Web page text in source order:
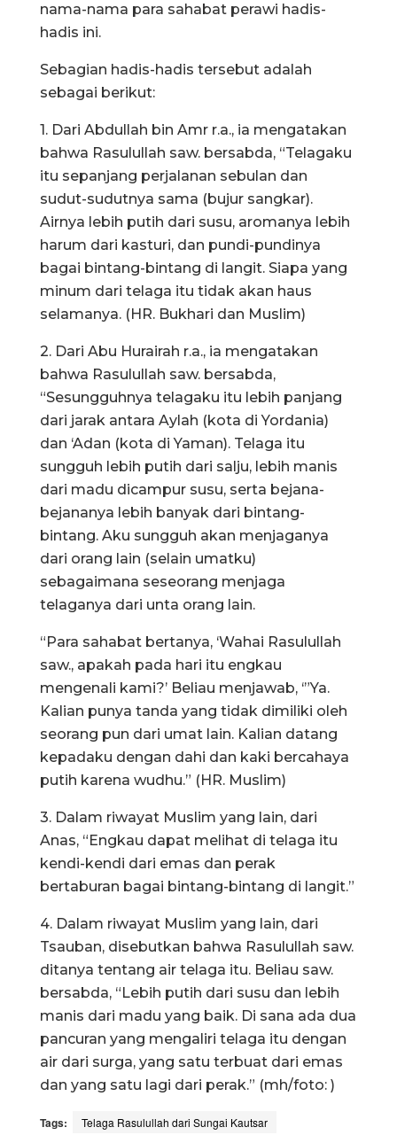
nama-nama para sahabat perawi hadis-
hadis ini.
Sebagian hadis-hadis tersebut adalah
sebagai berikut:
1. Dari Abdullah bin Amr r.a., ia mengatakan
bahwa Rasulullah saw. bersabda, “Telagaku
itu sepanjang perjalanan sebulan dan
sudut-sudutnya sama (bujur sangkar).
Airnya lebih putih dari susu, aromanya lebih
harum dari kasturi, dan pundi-pundinya
bagai bintang-bintang di langit. Siapa yang
minum dari telaga itu tidak akan haus
selamanya. (HR. Bukhari dan Muslim)
2. Dari Abu Hurairah r.a., ia mengatakan
bahwa Rasulullah saw. bersabda,
“Sesungguhnya telagaku itu lebih panjang
dari jarak antara Aylah (kota di Yordania)
dan ‘Adan (kota di Yaman). Telaga itu
sungguh lebih putih dari salju, lebih manis
dari madu dicampur susu, serta bejana-
bejananya lebih banyak dari bintang-
bintang. Aku sungguh akan menjaganya
dari orang lain (selain umatku)
sebagaimana seseorang menjaga
telaganya dari unta orang lain.
“Para sahabat bertanya, ‘Wahai Rasulullah
saw., apakah pada hari itu engkau
mengenali kami?’ Beliau menjawab, ‘”Ya.
Kalian punya tanda yang tidak dimiliki oleh
seorang pun dari umat lain. Kalian datang
kepadaku dengan dahi dan kaki bercahaya
putih karena wudhu.” (HR. Muslim)
3. Dalam riwayat Muslim yang lain, dari
Anas, “Engkau dapat melihat di telaga itu
kendi-kendi dari emas dan perak
bertaburan bagai bintang-bintang di langit.”
4. Dalam riwayat Muslim yang lain, dari
Tsauban, disebutkan bahwa Rasulullah saw.
ditanya tentang air telaga itu. Beliau saw.
bersabda, “Lebih putih dari susu dan lebih
manis dari madu yang baik. Di sana ada dua
pancuran yang mengaliri telaga itu dengan
air dari surga, yang satu terbuat dari emas
dan yang satu lagi dari perak.” (mh/foto: )
Tags: Telaga Rasulullah dari Sungai Kautsar